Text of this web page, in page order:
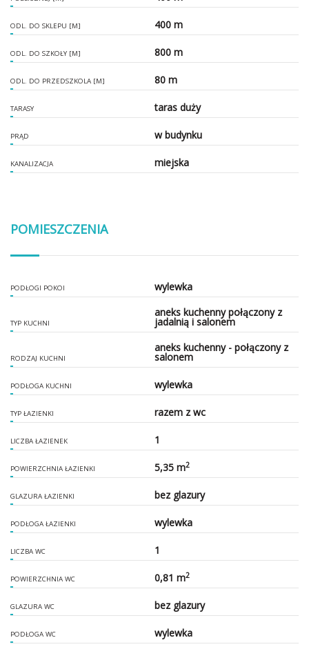
ODL. DO SKLEPU [M] 400 m
ODL. DO SZKOŁY [M] 800 m
ODL. DO PRZEDSZKOLA [M] 80 m
TARASY taras duży
PRĄD w budynku
KANALIZACJA miejska
POMIESZCZENIA
PODŁOGI POKOI wylewka
TYP KUCHNI
aneks kuchenny połączony z
jadalnią i salonem
RODZAJ KUCHNI
aneks kuchenny - połączony z
salonem
PODŁOGA KUCHNI wylewka
TYP ŁAZIENKI razem z wc
LICZBA ŁAZIENEK 1
POWIERZCHNIA ŁAZIENKI 5,35 m2
GLAZURA ŁAZIENKI bez glazury
PODŁOGA ŁAZIENKI wylewka
LICZBA WC 1
POWIERZCHNIA WC 0,81 m2
GLAZURA WC bez glazury
PODŁOGA WC wylewka